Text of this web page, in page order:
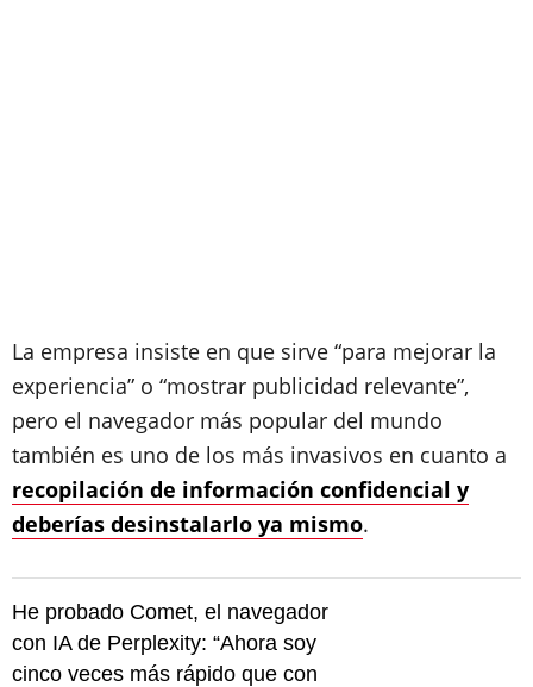
La empresa insiste en que sirve “para mejorar la
experiencia” o “mostrar publicidad relevante”,
pero el navegador más popular del mundo
también es uno de los más invasivos en cuanto a
recopilación de información confidencial y
deberías desinstalarlo ya mismo.
He probado Comet, el navegador
con IA de Perplexity: “Ahora soy
cinco veces más rápido que con